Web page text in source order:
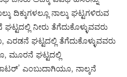
ದಿಕ್ಕುಗಳಲ್ಲೂ ನಾಲ್ಕು ಘಟ್ಟಗಳಿರುವ
ನೀರು ತೆಗೆದುಕೊಳ್ಳುವವರು
ಎರಡನೆ ಘಟ್ಟದಲ್ಲಿ ತೆಗೆದುಕೊಳ್ಳುವವರು
ಮೂರನೆ ಘಟ್ಟದಲ್ಲಿ
ಎಂಬುದಾಗಿಯೂ, ನಾಲ್ಕನೆ